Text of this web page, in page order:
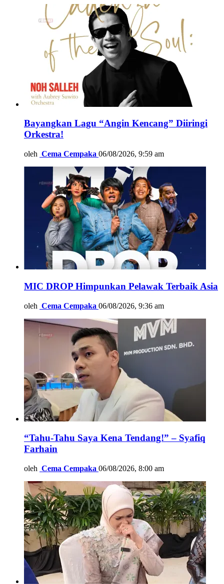
Bayangkan Lagu “Angin Kencang” Diiringi
Orkestra!
oleh Cema Cempaka 06/08/2026, 9:59 am
MIC DROP Himpunkan Pelawak Terbaik Asia
oleh Cema Cempaka 06/08/2026, 9:36 am
“Tahu-Tahu Saya Kena Tendang!” – Syafiq
Farhain
oleh Cema Cempaka 06/08/2026, 8:00 am